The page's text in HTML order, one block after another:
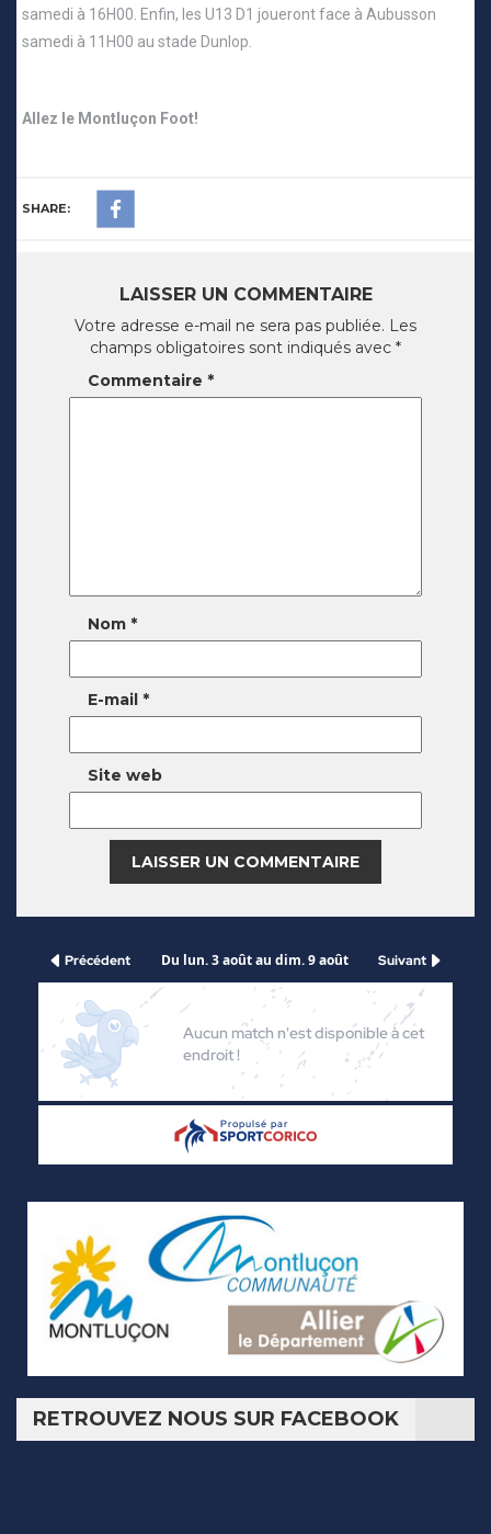
samedi à 16H00. Enfin, les U13 D1 joueront face à Aubusson
samedi à 11H00 au stade Dunlop.
Allez le Montluçon Foot!
SHARE:
LAISSER UN COMMENTAIRE
Votre adresse e-mail ne sera pas publiée. Les
champs obligatoires sont indiqués avec *
Commentaire *
Nom *
E-mail *
Site web
RETROUVEZ NOUS SUR FACEBOOK